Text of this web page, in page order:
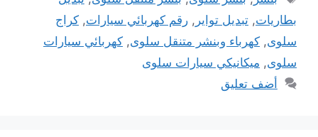
بطاريات, تبديل تواير , رقم كهربائي سيارات, كراج
سلوى, كهرباء وبنشر متنقل سلوى, كهربائي سيارات
سلوى, ميكانيكي سيارات سلوى
أضف تعليق